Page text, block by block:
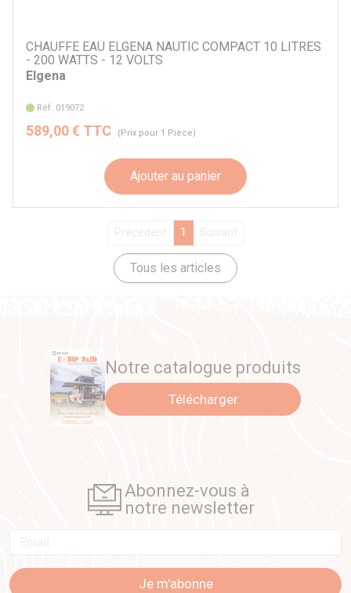
Tous les articles
CHAUFFE EAU ELGENA NAUTIC COMPACT 10 LITRES
- 200 WATTS - 12 VOLTS
Elgena
Réf. 019072
589,00 € TTC (Prix pour 1 Pièce)
Ajouter au panier
Précédent 1 Suivant
Notre catalogue produits
Télécharger
Abonnez-vous à
notre newsletter
Je m'abonne